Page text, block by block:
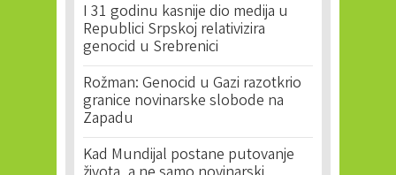
I 31 godinu kasnije dio medija u
Republici Srpskoj relativizira
genocid u Srebrenici
Rožman: Genocid u Gazi razotkrio
granice novinarske slobode na
Zapadu
Kad Mundijal postane putovanje